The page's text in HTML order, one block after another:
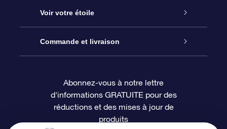
À propos de l’OSR
Nous contacter
Questions fréquemment posées
Revues
Cadeau d’étoile en ligne
Coffret cadeau OSR
Carte cadeau OSR
Voir votre étoile
Registre des étoiles
Page d’accueil personnalisée
Commande et livraison
Informations de paiement
Informations d’expédition
Abonnez-vous à notre lettre
d'informations GRATUITE pour des
réductions et des mises à jour de
produits